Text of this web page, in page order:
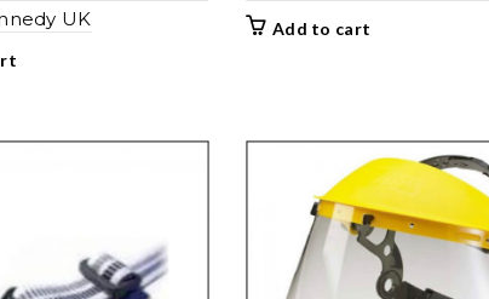
UK
Add to cart